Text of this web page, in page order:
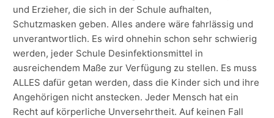
und Erzieher, die sich in der Schule aufhalten,
Schutzmasken geben. Alles andere wäre fahrlässig und
unverantwortlich. Es wird ohnehin schon sehr schwierig
werden, jeder Schule Desinfektionsmittel in
ausreichendem Maße zur Verfügung zu stellen. Es muss
ALLES dafür getan werden, dass die Kinder sich und ihre
Angehörigen nicht anstecken. Jeder Mensch hat ein
Recht auf körperliche Unversehrtheit. Auf keinen Fall